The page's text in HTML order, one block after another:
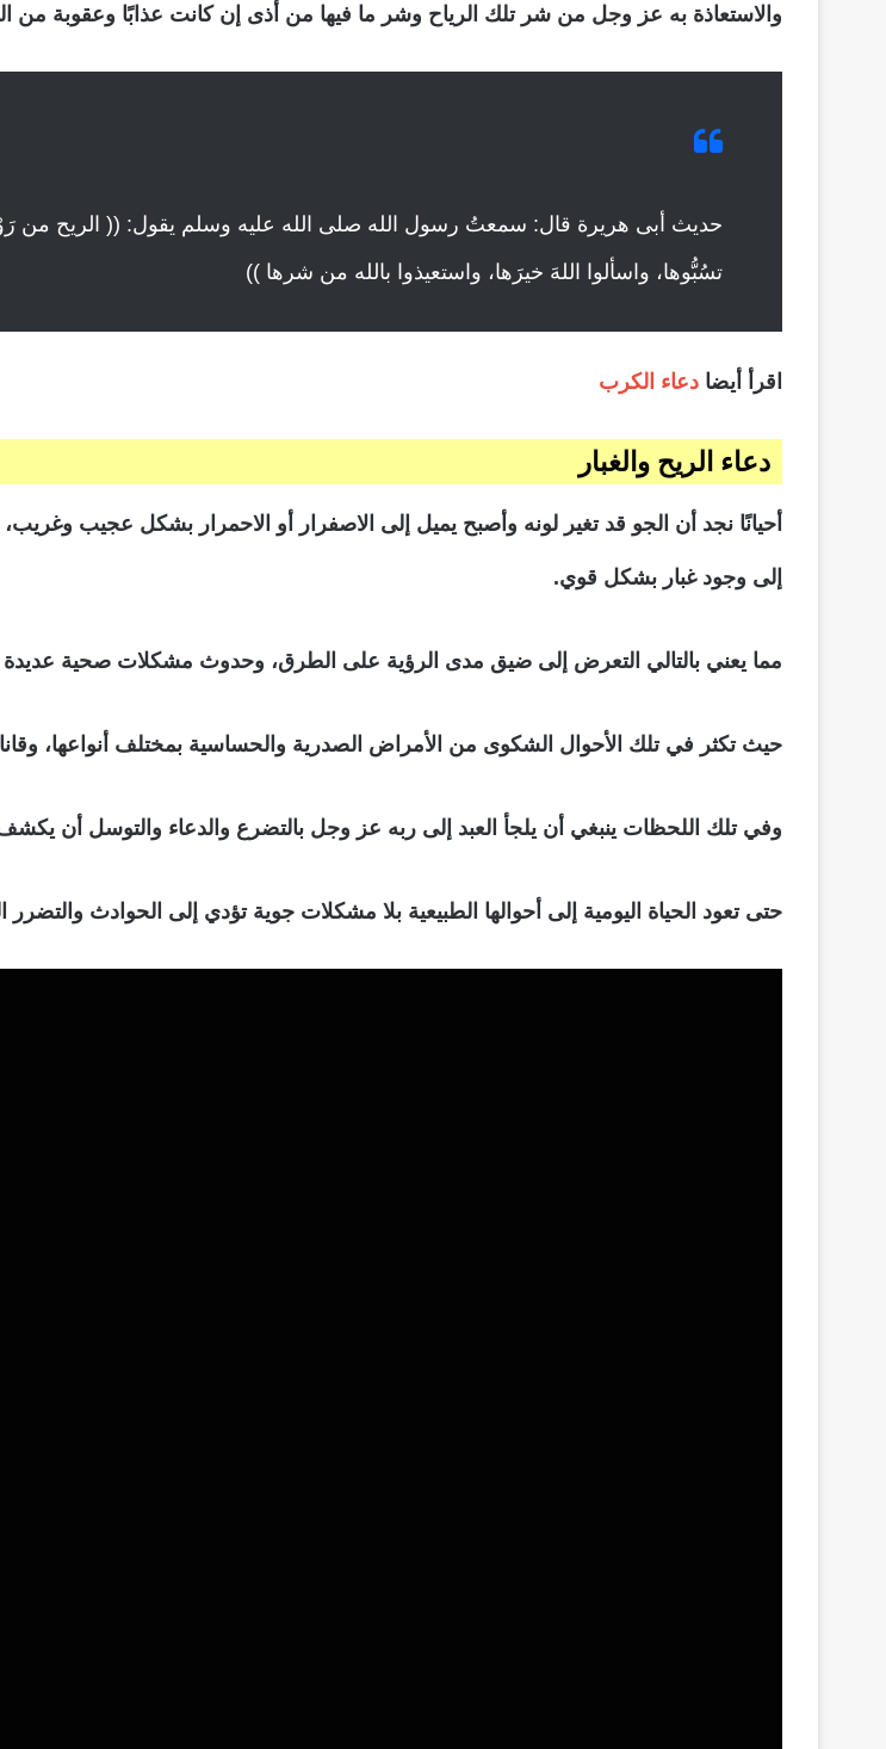
والاستعاذة به عز وجل من شر تلك الرياح وشر ما فيها من أذى إن كانت عذابًا وعقوبة من
حديث أبى هريرة قال: سمعتُ رسول الله صلى الله عليه وسلم يقول: (( الريح من رَوْح
تسُبُّوها، واسألوا اللهَ خيرَها، واستعيذوا بالله من شرها ))
اقرأ أيضا دعاء الكرب
دعاء الريح والغبار
أحيانًا نجد أن الجو قد تغير لونه وأصبح يميل إلى الاصفرار أو الاحمرار بشكل عجيب
إلى وجود غبار بشكل قوي.
مما يعني بالتالي التعرض إلى ضيق مدى الرؤية على الطرق، وحدوث مشكلات صحية عديدة
حيث تكثر في تلك الأحوال الشكوى من الأمراض الصدرية والحساسية بمختلف أنواعها،
وفي تلك اللحظات ينبغي أن يلجأ العبد إلى ربه عز وجل بالتضرع والدعاء والتوسل أن يكشف
حتى تعود الحياة اليومية إلى أحوالها الطبيعية بلا مشكلات جوية تؤدي إلى الحوادث والتضرر